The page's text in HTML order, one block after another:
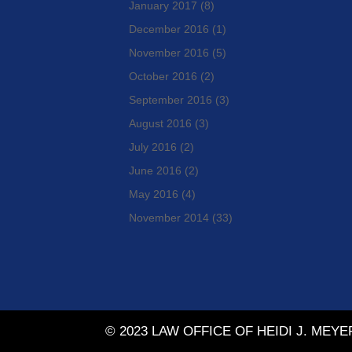
January 2017 (8)
December 2016 (1)
November 2016 (5)
October 2016 (2)
September 2016 (3)
August 2016 (3)
July 2016 (2)
June 2016 (2)
May 2016 (4)
November 2014 (33)
© 2023 LAW OFFICE OF HEIDI J.